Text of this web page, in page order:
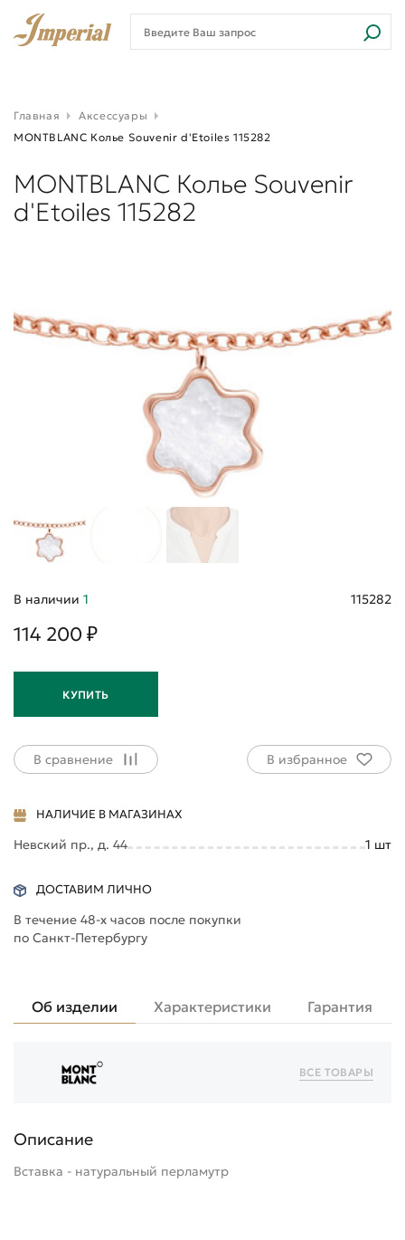
Главная
Аксессуары
MONTBLANC Колье Souvenir d'Etoiles 115282
MONTBLANC Колье Souvenir
d'Etoiles 115282
В наличии 1 115282
114 200 ₽
КУПИТЬ
В сравнение В избранное
НАЛИЧИЕ В МАГАЗИНАХ
Невский пр., д. 44 1 шт
ДОСТАВИМ ЛИЧНО
В течение 48-х часов после покупки
по Санкт-Петербургу
Об изделии Характеристики Гарантия
ВСЕ ТОВАРЫ
Описание
Вставка - натуральный перламутр